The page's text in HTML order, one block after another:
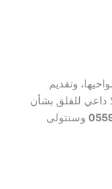
وتقديم
داعي للقلق بشأن
وسنتولى